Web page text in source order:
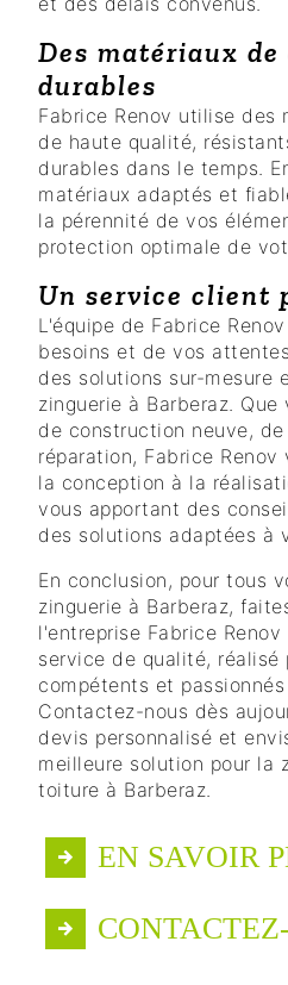
Des matériaux
durables
Fabrice Renov utilise des
de haute qualité,
durables dans le temps.
matériaux adaptés et
la pérennité de vos
protection optimale de
Un service client
L'équipe de Fabrice
besoins et de vos
des solutions sur-mesure
zinguerie à Barberaz.
de construction neuve,
réparation, Fabrice
la conception à la
vous apportant des
des solutions adaptées à
En conclusion, pour tous
zinguerie à Barberaz,
l'entreprise Fabrice
service de qualité, réalisé
compétents et
Contactez-nous dès
devis personnalisé et
meilleure solution pour la
toiture à Barberaz.
EN SAVOIR